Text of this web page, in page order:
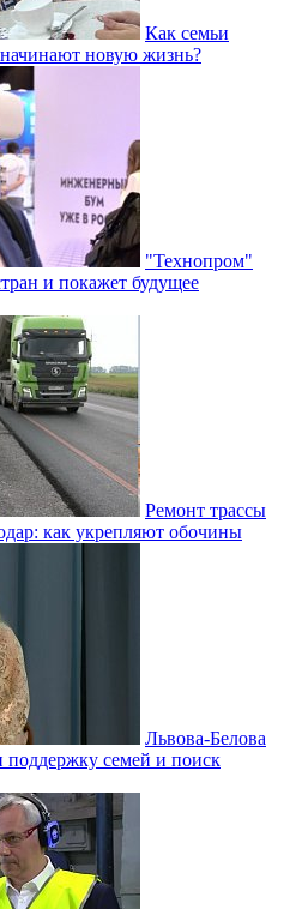
Как семьи
новую жизнь?
"Технопром"
и покажет будущее
Ремонт трассы
как укрепляют обочины
Львова-Белова
поддержку семей и поиск